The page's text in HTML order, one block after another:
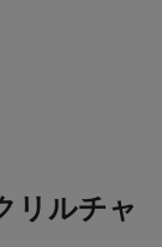
リルチャ